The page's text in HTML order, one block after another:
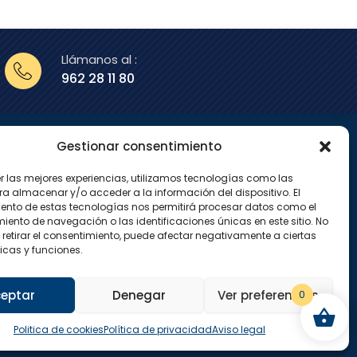
Gestionar consentimiento
las mejores experiencias, utilizamos tecnologías como las
almacenar y/o acceder a la información del dispositivo. El
de estas tecnologías nos permitirá procesar datos como el
de navegación o las identificaciones únicas en este sitio. No
el consentimiento, puede afectar negativamente a ciertas
y funciones.
Denegar Ver preferencias
Politica de cookiesPolítica de privacidadAviso legal
Llámanos al :
962 28 11 80
X
-
t
w
i
t
t
r
I
n
s
t
a
g
r
m
0